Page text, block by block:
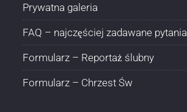
Prywatna galeria
FAQ – najczęściej zadawane pytania
Formularz – Reportaż ślubny
Formularz – Chrzest Św